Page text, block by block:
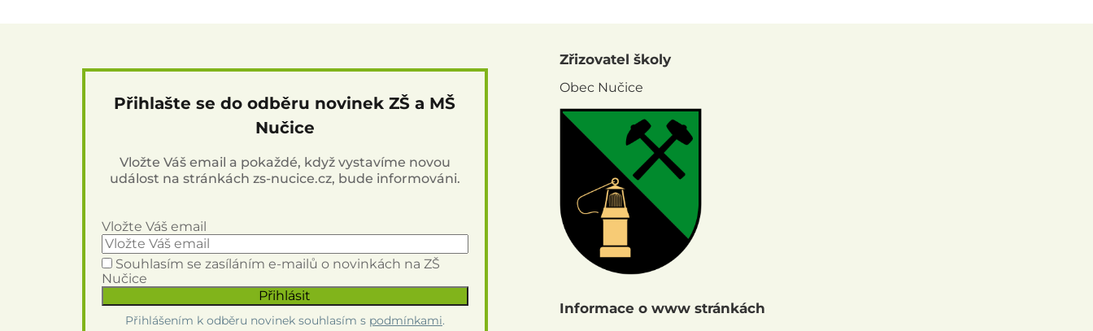
Přihlašte se do odběru novinek ZŠ a MŠ
Nučice
Vložte Váš email a pokaždé, když vystavíme novou
událost na stránkách zs-nucice.cz, bude informováni.
Vložte Váš email
Souhlasím se zasíláním e-mailů o novinkách na ZŠ
Nučice
Přihlášením k odběru novinek souhlasím s podmínkami.
Zřizovatel školy
Obec Nučice
Informace o www stránkách